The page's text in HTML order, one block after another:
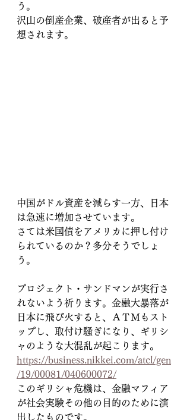
う。
沢山の倒産企業、破産者が出ると予
想されます。
中国がドル資産を減らす一方、日本
は急速に増加させています。
さては米国債をアメリカに押し付け
られているのか？多分そうでしょ
う。
プロジェクト・サンドマンが実行さ
れないよう祈ります。金融大暴落が
日本に飛び火すると、ＡＴＭもスト
ップし、取付け騒ぎになり、ギリシ
ャのような大混乱が起こります。
https://business.nikkei.com/atcl/gen
/19/00081/040600072/
このギリシャ危機は、金融マフィア
が社会実験その他の目的のために演
出したものです。